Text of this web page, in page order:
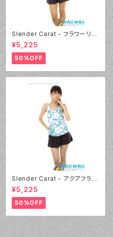
Slender Carat - フラワーリボ
ン タンキニ（3025 - 30:ブラウ
ン）
¥5,225
50%OFF
Slender Carat - アクアフラワ
ー タンキニ（3024 - 60:グリー
ン）
¥5,225
50%OFF